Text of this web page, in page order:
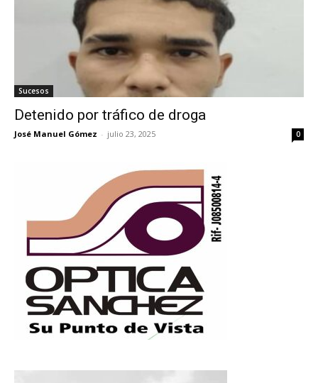
Sucesos
Detenido por tráfico de droga
José Manuel Gómez - julio 23, 2025 0